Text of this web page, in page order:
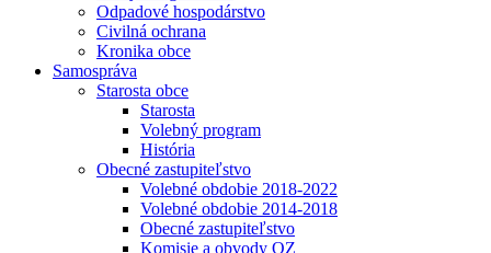
Odpadové hospodárstvo
Civilná ochrana
Kronika obce
Samospráva
Starosta obce
Starosta
Volebný program
História
Obecné zastupiteľstvo
Volebné obdobie 2018-2022
Volebné obdobie 2014-2018
Obecné zastupiteľstvo
Komisie a obvody OZ